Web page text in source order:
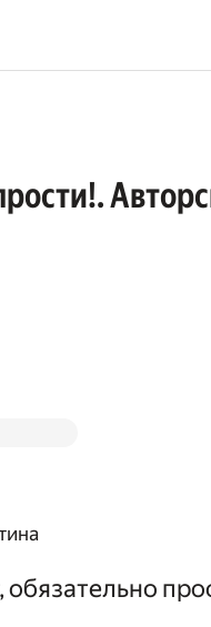
обязательно